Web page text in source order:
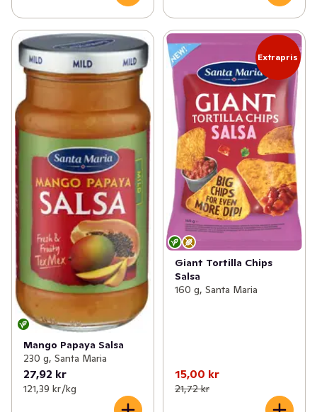
Mango Papaya Salsa
230 g, Santa Maria
27,92 kr
121,39 kr /kg
Extrapris
Giant Tortilla Chips
Salsa
160 g, Santa Maria
15,00 kr
21,72 kr